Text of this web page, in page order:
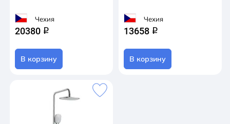
Чехия
20380 q
В корзину
Чехия
13658 q
В корзину